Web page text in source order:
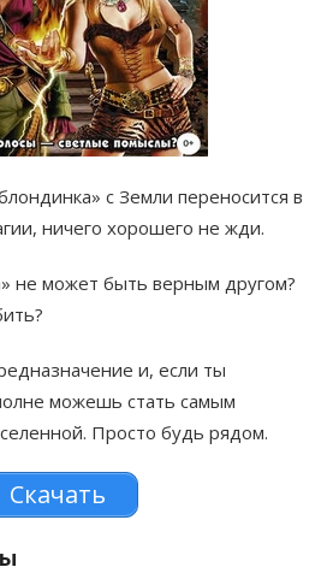
с Земли переносится в
ничего хорошего не жди.
не может быть верным другом?
и, если ты
можешь стать самым
Просто будь рядом.
Скачать